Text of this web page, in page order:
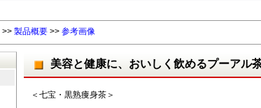
>> 製品概要 >> 参考画像
美容と健康に、おいしく飲めるプーアル
＜七宝・黒熟痩身茶＞